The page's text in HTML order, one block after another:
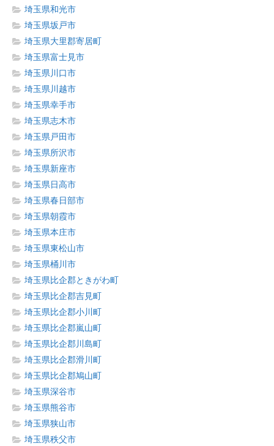
埼玉県和光市
埼玉県坂戸市
埼玉県大里郡寄居町
埼玉県富士見市
埼玉県川口市
埼玉県川越市
埼玉県幸手市
埼玉県志木市
埼玉県戸田市
埼玉県所沢市
埼玉県新座市
埼玉県日高市
埼玉県春日部市
埼玉県朝霞市
埼玉県本庄市
埼玉県東松山市
埼玉県桶川市
埼玉県比企郡ときがわ町
埼玉県比企郡吉見町
埼玉県比企郡小川町
埼玉県比企郡嵐山町
埼玉県比企郡川島町
埼玉県比企郡滑川町
埼玉県比企郡鳩山町
埼玉県深谷市
埼玉県熊谷市
埼玉県狭山市
埼玉県秩父市